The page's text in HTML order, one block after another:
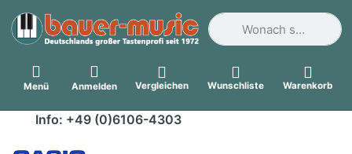
Geben Sie einen
Menü Anmelden Vergleichen Wunschliste Warenkorb
Info: +49 (0)6106-4303